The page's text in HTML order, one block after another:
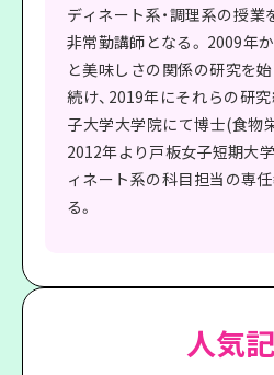
ディネート系・調理系の授
非常勤講師となる。 2009年
と美味しさの関係の研究を
続け、2019年にそれらの研
子大学大学院にて博士(食物
2012年より戸板女子短期大
ィネート系の科目担当の専
る。
人気